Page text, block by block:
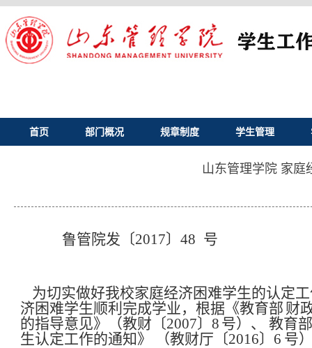
首页 部门概况 规章制度 学生管理
山东管理学院 家庭
鲁管院发〔2017〕48 号
为切实做好我校家庭经济困难学生的认定
济困难学生顺利完成学业，根据《教育部 财
的指导意见》（教财〔2007〕8 号）、
教育
生认定工作的通知》
（教财厅〔2016〕6 号